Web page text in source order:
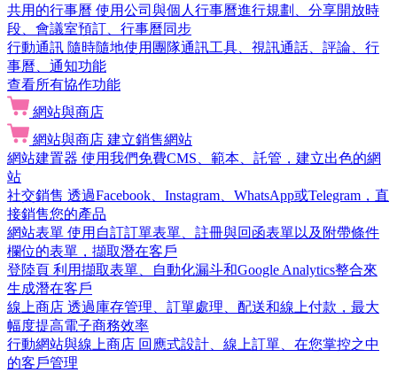
共用的行事曆 使用公司與個人行事曆進行規劃、分享開放時
段、會議室預訂、行事曆同步
行動通訊 隨時隨地使用團隊通訊工具、視訊通話、評論、行
事曆、通知功能
查看所有協作功能
網站與商店
網站與商店 建立銷售網站
網站建置器 使用我們免費CMS、範本、託管，建立出色的網
站
社交銷售 透過Facebook、Instagram、WhatsApp或Telegram，直
接銷售您的產品
網站表單 使用自訂訂單表單、註冊與回函表單以及附帶條件
欄位的表單，擷取潛在客戶
登陸頁 利用擷取表單、自動化漏斗和Google Analytics整合來
生成潛在客戶
線上商店 透過庫存管理、訂單處理、配送和線上付款，最大
幅度提高電子商務效率
行動網站與線上商店 回應式設計、線上訂單、在您掌控之中
的客戶管理